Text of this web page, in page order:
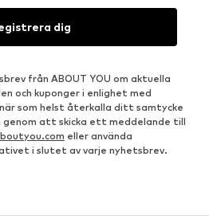
dig
från ABOUT YOU om aktuella
och kuponger i enlighet med
när som helst återkalla ditt samtycke
att skicka ett meddelande till
eller använda
i slutet av varje nyhetsbrev.